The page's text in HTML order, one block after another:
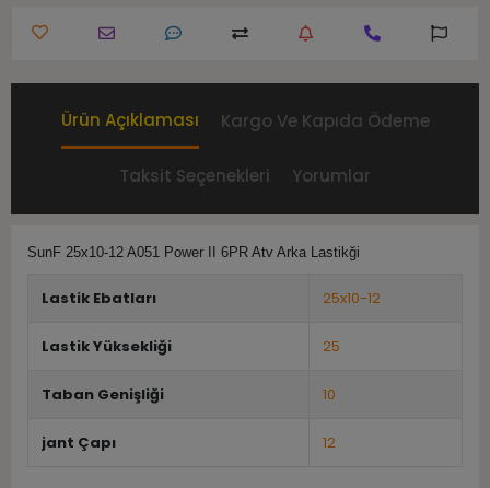
Ürün Açıklaması Kargo Ve Kapıda Ödeme
Taksit Seçenekleri Yorumlar
SunF 25x10-12 A051 Power II 6PR Atv Arka Lastikği
Lastik Ebatları 25x10-12
Lastik Yüksekliği 25
Taban Genişliği 10
jant Çapı 12